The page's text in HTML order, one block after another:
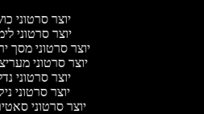
יוצר סרטוני
יוצר סרטוני
יוצר סרטוני מסך
יוצר סרטוני
יוצר סרטוני
יוצר סרטוני
יוצר סרטוני